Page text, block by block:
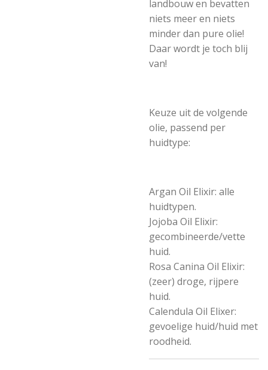
landbouw en bevatten
niets meer en niets
minder dan pure olie!
Daar wordt je toch blij
van!
Keuze uit de volgende
olie, passend per
huidtype:
Argan Oil Elixir: alle
huidtypen.
Jojoba Oil Elixir:
gecombineerde/vette
huid.
Rosa Canina Oil Elixir:
(zeer) droge, rijpere
huid.
Calendula Oil Elixer:
gevoelige huid/huid met
roodheid.